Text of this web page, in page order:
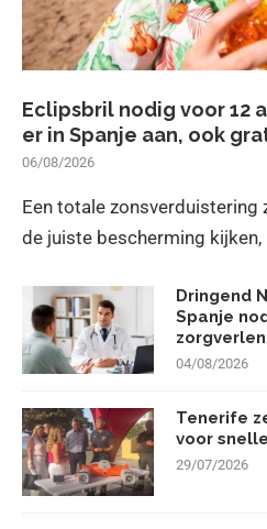
Eclipsbril nodig voor 12
er in Spanje aan, ook
06/08/2026
Een totale zonsverduistering
de juiste bescherming
Dringend
Spanje
04/08/2026
Tenerife
voor
29/07/2026